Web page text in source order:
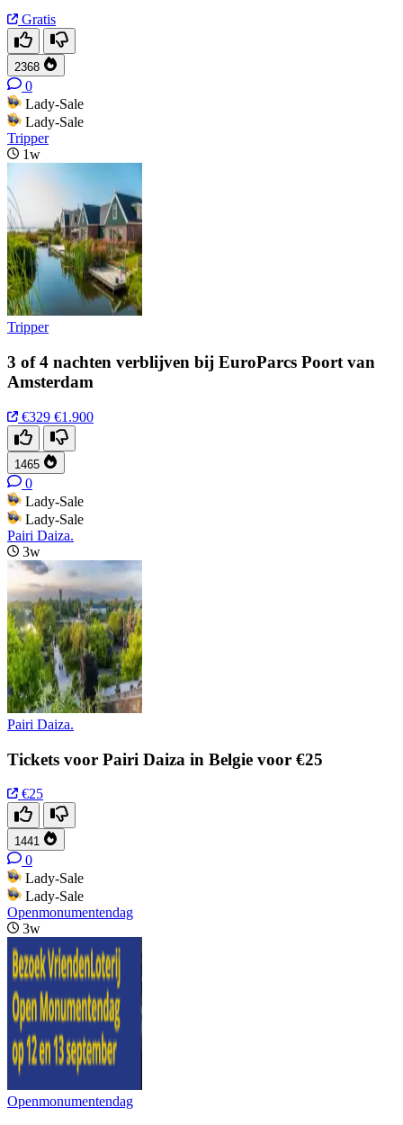
Gratis
2368
0
Lady-Sale
Lady-Sale
Tripper
1w
Tripper
3 of 4 nachten verblijven bij EuroParcs Poort van
Amsterdam
€329 €1.900
1465
0
Lady-Sale
Lady-Sale
Pairi Daiza.
3w
Pairi Daiza.
Tickets voor Pairi Daiza in Belgie voor €25
€25
1441
0
Lady-Sale
Lady-Sale
Openmonumentendag
3w
Openmonumentendag